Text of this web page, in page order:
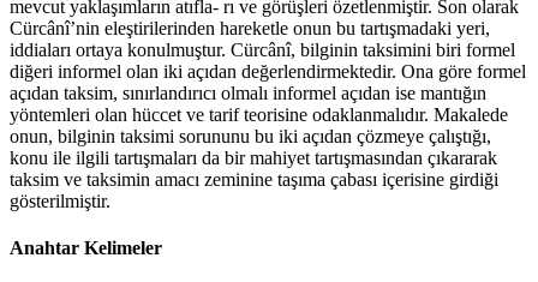
mevcut yaklaşımların atıfla- rı ve görüşleri özetlenmiştir. Son olarak
Cürcânî’nin eleştirilerinden hareketle onun bu tartışmadaki yeri,
iddiaları ortaya konulmuştur. Cürcânî, bilginin taksimini biri formel
diğeri informel olan iki açıdan değerlendirmektedir. Ona göre formel
açıdan taksim, sınırlandırıcı olmalı informel açıdan ise mantığın
yöntemleri olan hüccet ve tarif teorisine odaklanmalıdır. Makalede
onun, bilginin taksimi sorununu bu iki açıdan çözmeye çalıştığı,
konu ile ilgili tartışmaları da bir mahiyet tartışmasından çıkararak
taksim ve taksimin amacı zeminine taşıma çabası içerisine girdiği
gösterilmiştir.
Anahtar Kelimeler